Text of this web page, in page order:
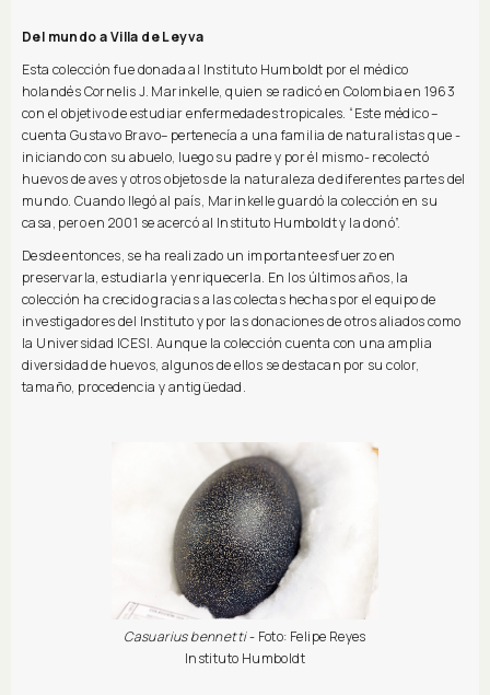
Del mundo a Villa de Leyva
Esta colección fue donada al Instituto Humboldt por el médico
holandés Cornelis J. Marinkelle, quien se radicó en Colombia en 1963
con el objetivo de estudiar enfermedades tropicales. “Este médico –
cuenta Gustavo Bravo– pertenecía a una familia de naturalistas que -
iniciando con su abuelo, luego su padre y por él mismo- recolectó
huevos de aves y otros objetos de la naturaleza de diferentes partes del
mundo. Cuando llegó al país, Marinkelle guardó la colección en su
casa, pero en 2001 se acercó al Instituto Humboldt y la donó”.
Desde entonces, se ha realizado un importante esfuerzo en
preservarla, estudiarla y enriquecerla. En los últimos años, la
colección ha crecido gracias a las colectas hechas por el equipo de
investigadores del Instituto y por las donaciones de otros aliados como
la Universidad ICESI. Aunque la colección cuenta con una amplia
diversidad de huevos, algunos de ellos se destacan por su color,
tamaño, procedencia y antigüedad.
Casuarius bennetti- Foto: Felipe Reyes
Instituto Humboldt